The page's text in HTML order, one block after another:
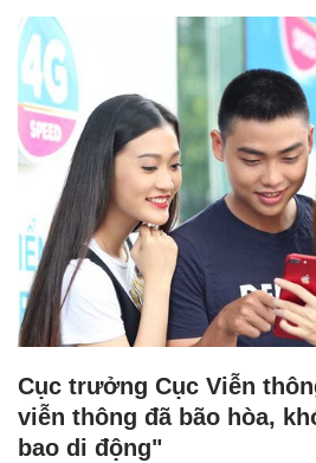
Cục trưởng Cục Viễn
viễn thông đã bão hòa,
bao di động"